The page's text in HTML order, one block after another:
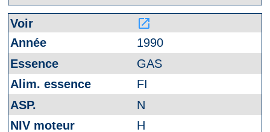
launch
1990
GAS
FI
N
H